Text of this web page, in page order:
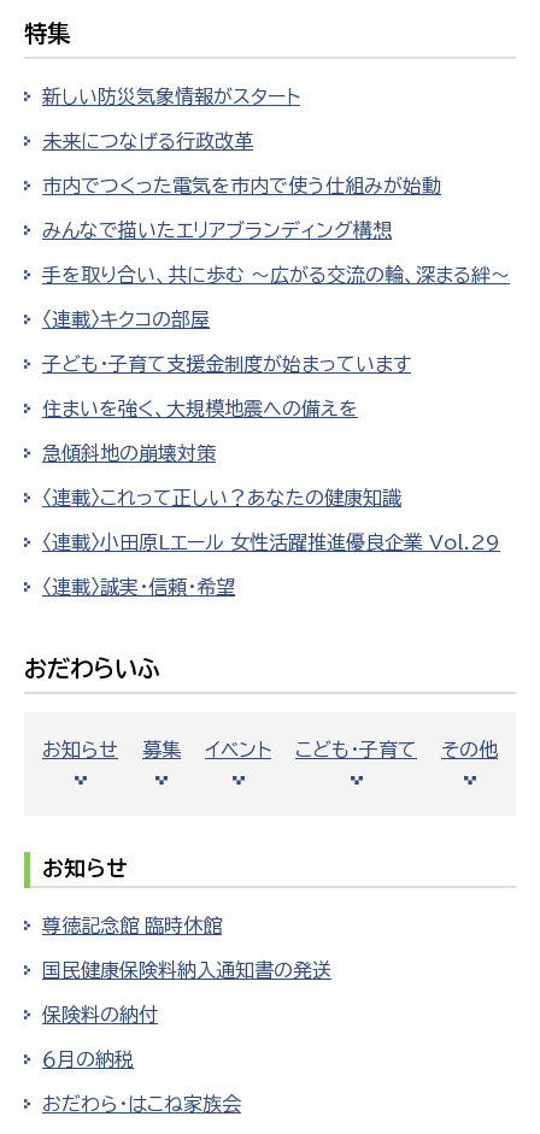
特集
新しい防災気象情報がスタート
未来につなげる行政改革
市内でつくった電気を市内で使う仕組みが始動
みんなで描いたエリアブランディング構想
手を取り合い、共に歩む 〜広がる交流の輪、深まる絆〜
〈連載〉キクコの部屋
子ども・子育て支援金制度が始まっています
住まいを強く、大規模地震への備えを
急傾斜地の崩壊対策
〈連載〉これって正しい？あなたの健康知識
〈連載〉小田原Lエール 女性活躍推進優良企業 Vol.29
〈連載〉誠実・信頼・希望
おだわらいふ
お知らせ 募集 イベント こども・子育て その他
お知らせ
尊徳記念館 臨時休館
国民健康保険料納入通知書の発送
保険料の納付
６月の納税
おだわら・はこね家族会